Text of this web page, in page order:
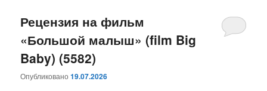
Рецензия на фильм
«Большой малыш» (film Big
Baby) (5582)
Опубликовано19.07.2026